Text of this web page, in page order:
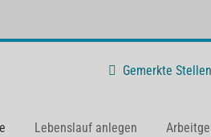
Gemerkte Stellen
Lebenslauf anlegen